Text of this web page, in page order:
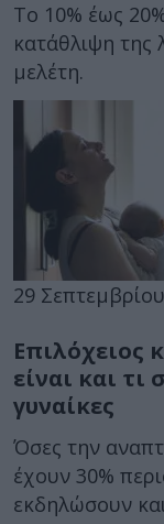
Το 10% έως
κατάθλιψη της
μελέτη.
29
Επιλόχειος
είναι και
γυναίκες
Όσες την
έχουν 30%
εκδηλώσουν